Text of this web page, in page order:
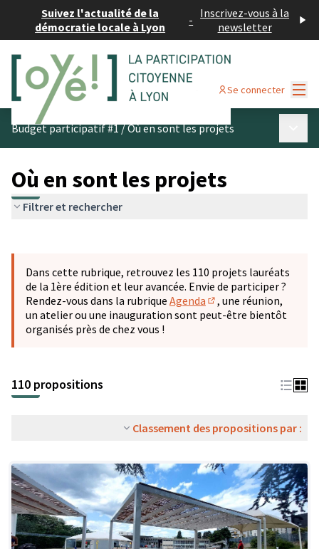
Suivez l'actualité de la
démocratie locale à Lyon
- Inscrivez-vous à la
newsletter
Se connecter
Budget participatif #1/Où en sont les projets
Où en sont les projets
Filtrer et rechercher
−
Dans cette rubrique, retrouvez les 110 projets lauréats
de la 1ère édition et leur avancée. Envie de participer ?
Rendez-vous dans la rubrique Agenda
(S'ouvre dans un
, une réunion,
un atelier ou une inauguration sont peut-être bientôt
organisés près de chez vous !
110 propositions
Classement des propositions par :